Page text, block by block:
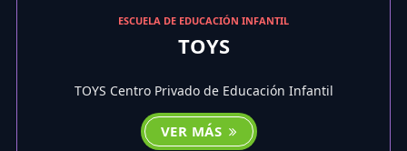
ESCUELA DE EDUCACIÓN INFANTIL
TOYS
TOYS Centro Privado de Educación Infantil
VER MÁS